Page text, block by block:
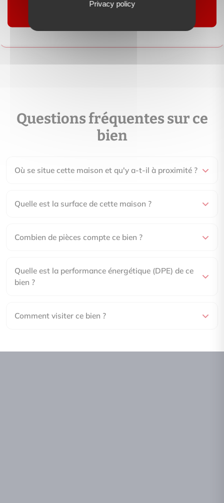
Contactez-moi
Suivre
Questions fréquentes sur ce
bien
Où se situe cette maison et qu'y a-t-il à proximité ?
Quelle est la surface de cette maison ?
Combien de pièces compte ce bien ?
Quelle est la performance énergétique (DPE) de ce
bien ?
Comment visiter ce bien ?
Privacy policy